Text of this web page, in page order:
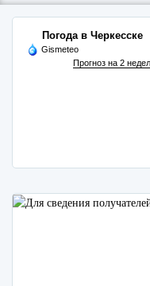
Погода в Черкесске
Gismeteo
Прогноз на 2